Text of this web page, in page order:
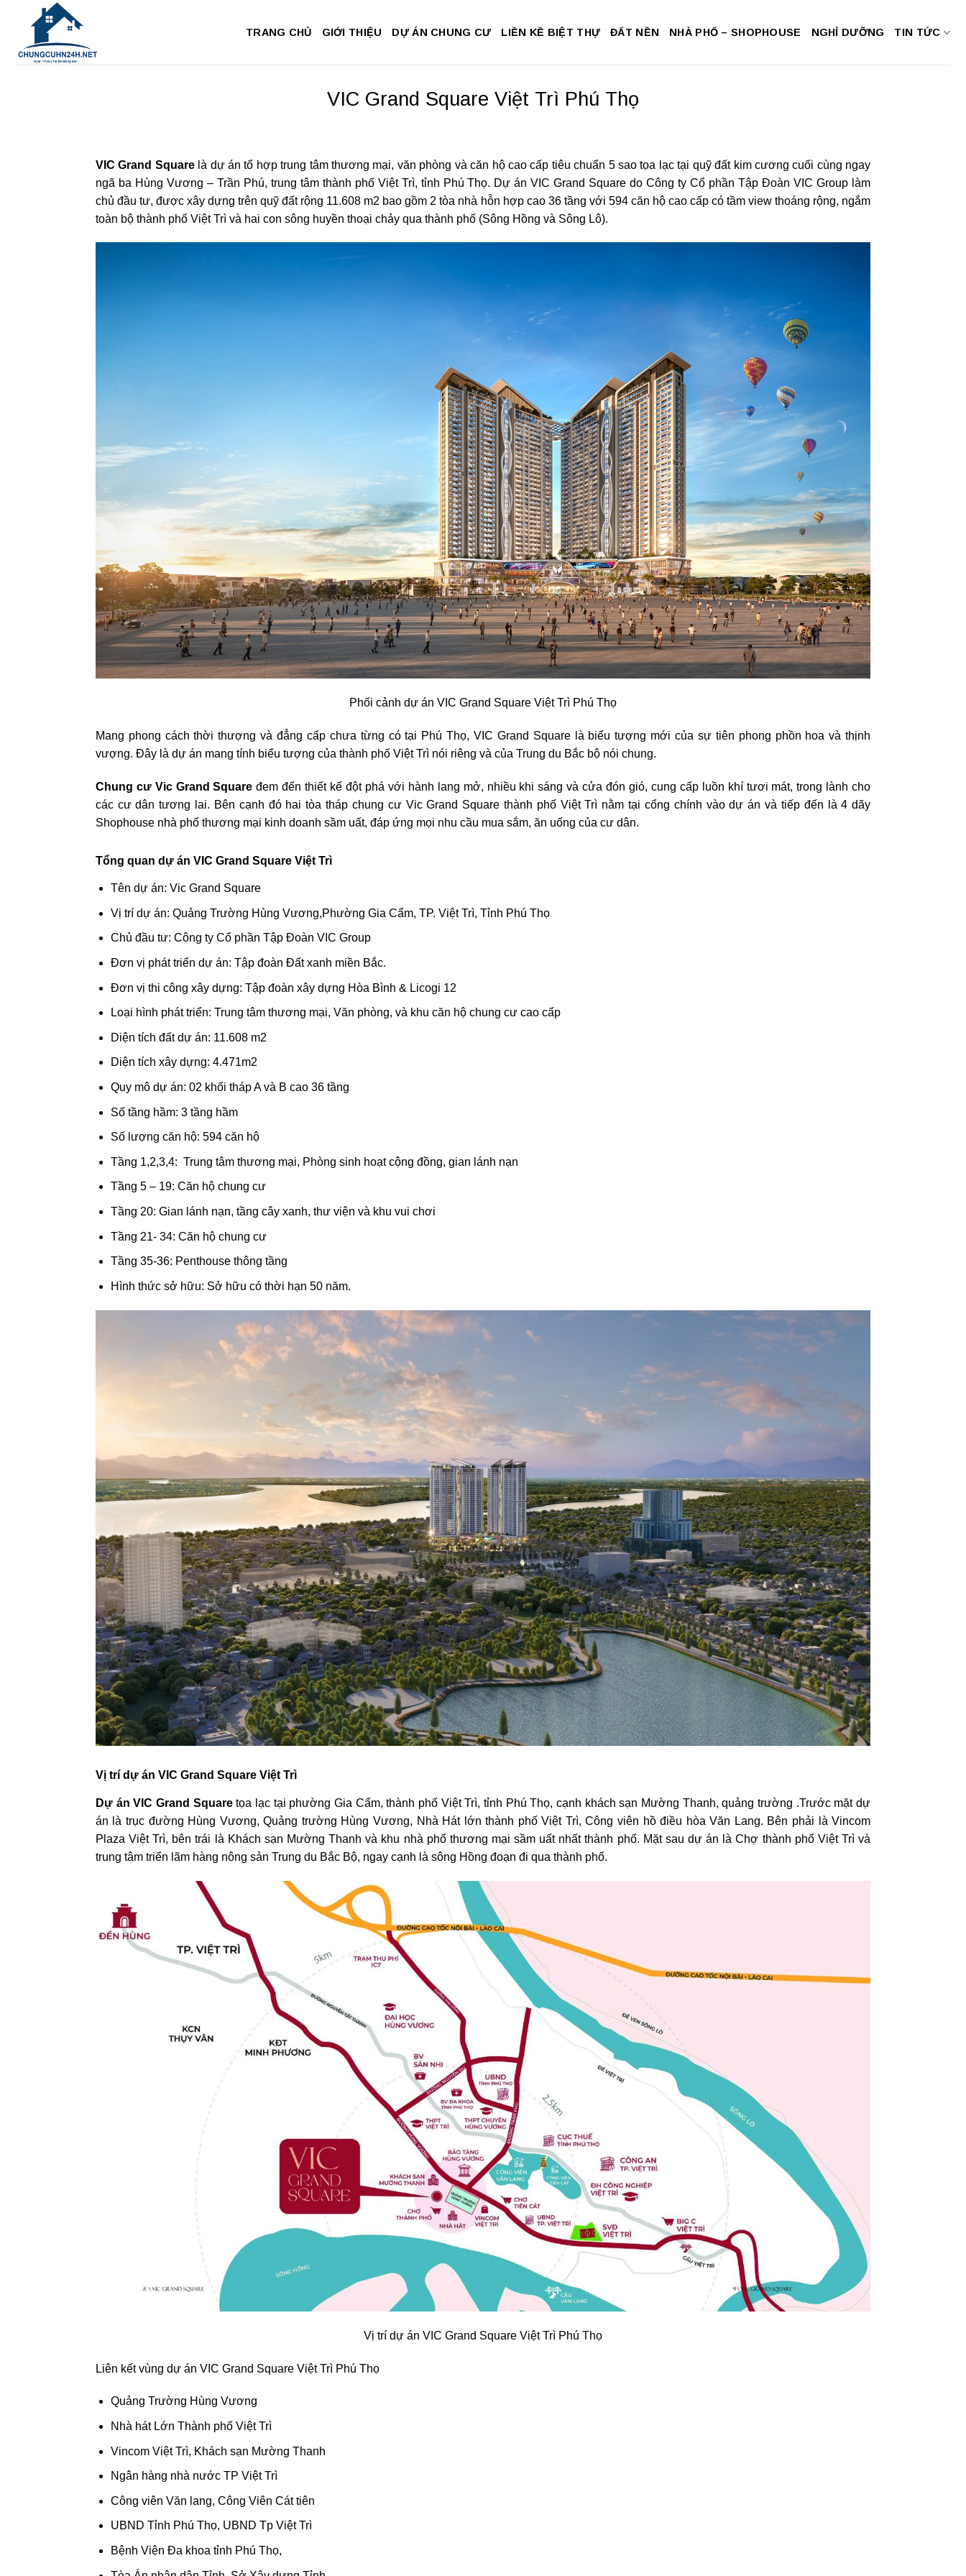
dung
TRANG CHỦ GIỚI THIỆU DỰ ÁN CHUNG CƯ LIỀN KỀ BIỆT THỰ ĐẤT NỀN NHÀ PHỐ – SHOPHOUSE NGHỈ DƯỠNG TIN TỨC
VIC Grand Square Việt Trì Phú Thọ
VIC Grand Squarelà dự án tổ hợp trung tâm thương mại, văn phòng và căn hộ cao cấp tiêu chuẩn 5 sao tọa lạc tại quỹ đất kim cương cuối cùng ngay
ngã ba Hùng Vương – Trần Phú, trung tâm thành phố Việt Trì, tỉnh Phú Thọ. Dự án VIC Grand Square do Công ty Cổ phần Tập Đoàn VIC Group làm
chủ đầu tư, được xây dựng trên quỹ đất rộng 11.608 m2 bao gồm 2 tòa nhà hỗn hợp cao 36 tầng với 594 căn hộ cao cấp có tầm view thoáng rộng, ngắm
toàn bộ thành phố Việt Trì và hai con sông huyền thoại chảy qua thành phố (Sông Hồng và Sông Lô).
Phối cảnh dự án VIC Grand Square Việt Trì Phú Thọ
Mang phong cách thời thượng và đẳng cấp chưa từng có tại Phú Thọ, VIC Grand Square là biểu tượng mới của sự tiên phong phồn hoa và thịnh
vượng. Đây là dự án mang tính biểu tượng của thành phố Việt Trì nói riêng và của Trung du Bắc bộ nói chung.
Chung cư Vic Grand Square đem đến thiết kế đột phá với hành lang mở, nhiều khi sáng và cửa đón gió, cung cấp luồn khí tươi mát, trong lành cho
các cư dân tương lai. Bên cạnh đó hai tòa tháp chung cư Vic Grand Square thành phố Việt Trì nằm tại cổng chính vào dự án và tiếp đến là 4 dãy
Shophouse nhà phố thương mại kinh doanh sầm uất, đáp ứng mọi nhu cầu mua sắm, ăn uống của cư dân.
Tổng quan dự án VIC Grand Square Việt Trì
Tên dự án: Vic Grand Square
Vị trí dự án: Quảng Trường Hùng Vương,Phường Gia Cẩm, TP. Việt Trì, Tỉnh Phú Thọ
Chủ đầu tư: Công ty Cổ phần Tập Đoàn VIC Group
Đơn vị phát triển dự án: Tập đoàn Đất xanh miền Bắc.
Đơn vị thi công xây dựng: Tập đoàn xây dựng Hòa Bình & Licogi 12
Loại hình phát triển: Trung tâm thương mại, Văn phòng, và khu căn hộ chung cư cao cấp
Diện tích đất dự án: 11.608 m2
Diện tích xây dựng: 4.471m2
Quy mô dự án: 02 khối tháp A và B cao 36 tầng
Số tầng hầm: 3 tầng hầm
Số lượng căn hộ: 594 căn hộ
Tầng 1,2,3,4: Trung tâm thương mại, Phòng sinh hoạt cộng đồng, gian lánh nạn
Tầng 5 – 19: Căn hộ chung cư
Tầng 20: Gian lánh nạn, tầng cây xanh, thư viện và khu vui chơi
Tầng 21- 34: Căn hộ chung cư
Tầng 35-36: Penthouse thông tầng
Hình thức sở hữu: Sở hữu có thời hạn 50 năm.
Vị trí dự án VIC Grand Square Việt Trì
Dự án VIC Grand Squaretọa lạc tại phường Gia Cẩm, thành phố Việt Trì, tỉnh Phú Thọ, cạnh khách sạn Mường Thanh, quảng trường .Trước mặt dự
án là trục đường Hùng Vương, Quảng trường Hùng Vương, Nhà Hát lớn thành phố Việt Trì, Công viên hồ điều hòa Văn Lang. Bên phải là Vincom
Plaza Việt Trì, bên trái là Khách sạn Mường Thanh và khu nhà phố thương mại sầm uất nhất thành phố. Mặt sau dự án là Chợ thành phố Việt Trì và
trung tâm triển lãm hàng nông sản Trung du Bắc Bộ, ngay cạnh là sông Hồng đoạn đi qua thành phố.
Vị trí dự án VIC Grand Square Việt Trì Phú Thọ
Liên kết vùng dự án VIC Grand Square Việt Trì Phú Thọ
Quảng Trường Hùng Vương
Nhà hát Lớn Thành phố Việt Trì
Vincom Việt Trì, Khách sạn Mường Thanh
Ngân hàng nhà nước TP Việt Trì
Công viên Văn lang, Công Viên Cát tiên
UBND Tỉnh Phú Thọ, UBND Tp Việt Trì
Bệnh Viện Đa khoa tỉnh Phú Thọ,